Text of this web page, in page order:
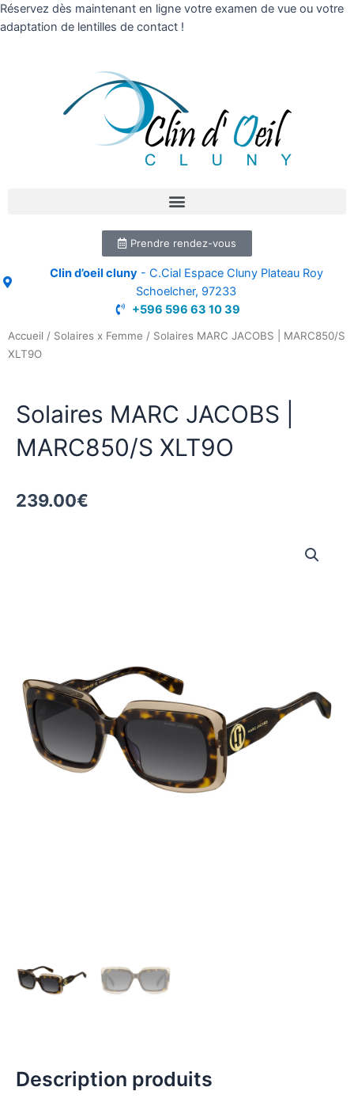
Réservez dès maintenant en ligne votre examen de vue ou votre
adaptation de lentilles de contact !
Prendre rendez-vous
Clin d’oeil cluny- C.Cial Espace Cluny Plateau Roy
Schoelcher, 97233
+596 596 63 10 39
Accueil / Solaires x Femme / Solaires MARC JACOBS | MARC850/S
XLT9O
Solaires MARC JACOBS |
MARC850/S XLT9O
239.00€
Description produits